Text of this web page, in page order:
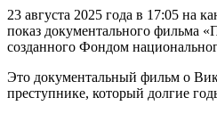
23 августа 2025 года в 17:05 на
показ документального фильма
созданного Фондом
Это документальный фильм о
преступнике, который долгие